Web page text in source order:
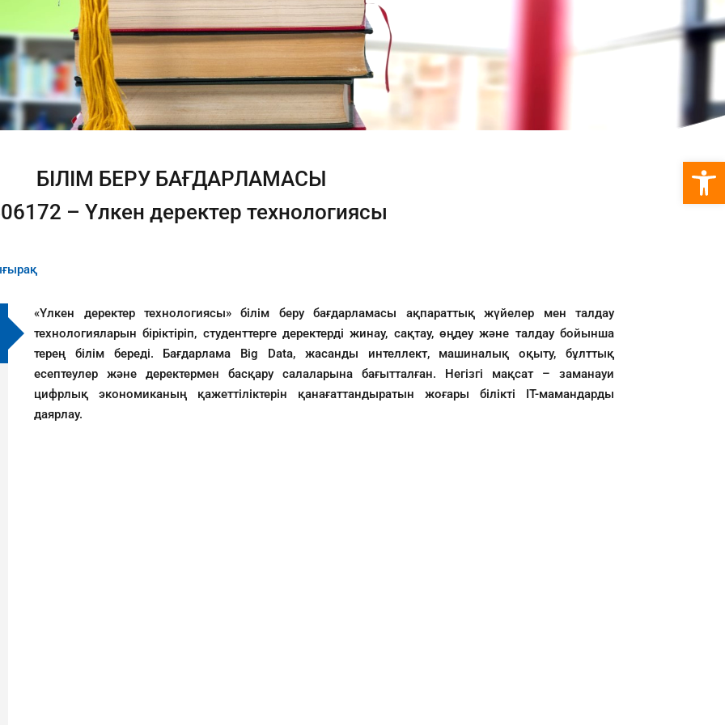
БІЛІМ БЕРУ БАҒДАРЛАМАСЫ
– Үлкен деректер технологиясы
«Үлкен деректер технологиясы» білім беру бағдарламасы ақпараттық жүйелер мен талдау
технологияларын біріктіріп, студенттерге деректерді жинау, сақтау, өңдеу және талдау бойынша
терең білім береді. Бағдарлама Big Data, жасанды интеллект, машиналық оқыту, бұлттық
есептеулер және деректермен басқару салаларына бағытталған. Негізгі мақсат – заманауи
цифрлық экономиканың қажеттіліктерін қанағаттандыратын жоғары білікті ІТ-мамандарды
даярлау.